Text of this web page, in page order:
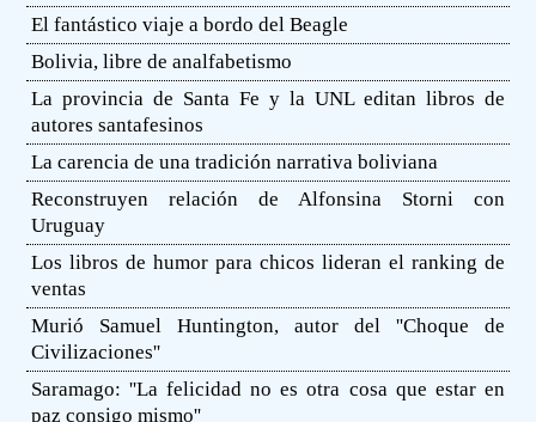
El fantástico viaje a bordo del Beagle
Bolivia, libre de analfabetismo
La provincia de Santa Fe y la UNL editan libros de
autores santafesinos
La carencia de una tradición narrativa boliviana
Reconstruyen relación de Alfonsina Storni con
Uruguay
Los libros de humor para chicos lideran el ranking de
ventas
Murió Samuel Huntington, autor del ''Choque de
Civilizaciones''
Saramago: ''La felicidad no es otra cosa que estar en
paz consigo mismo''